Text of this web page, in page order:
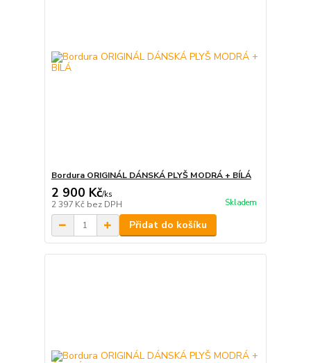
Bordura ORIGINÁL DÁNSKÁ PLYŠ MODRÁ + BÍLÁ
2 900 Kč/ks
2 397 Kč bez DPH Skladem
Přidat do košíku